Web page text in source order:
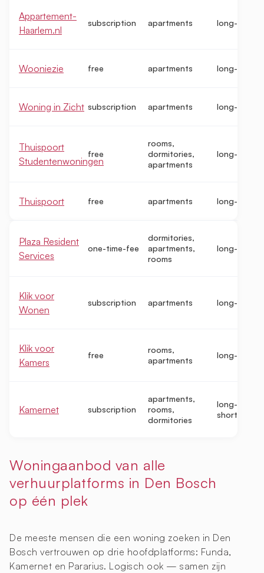
Appartement-
Haarlem.nl
subscription apartments long-term
Wooniezie free apartments long-term
Woning in Zicht subscription apartments long-term
Thuispoort
Studentenwoningen
free
rooms,
dormitories,
apartments
long-term
Thuispoort free apartments long-term
Plaza Resident
Services
one-time-fee
dormitories,
apartments,
rooms
long-term
Klik voor
Wonen
subscription apartments long-term
Klik voor
Kamers
free
rooms,
apartments
long-term
Kamernet subscription
apartments,
rooms,
dormitories
long-term,
short-term
Woningaanbod van alle
verhuurplatforms in Den Bosch
op één plek
De meeste mensen die een woning zoeken in Den
Bosch vertrouwen op drie hoofdplatforms: Funda,
Kamernet en Pararius. Logisch ook — samen zijn